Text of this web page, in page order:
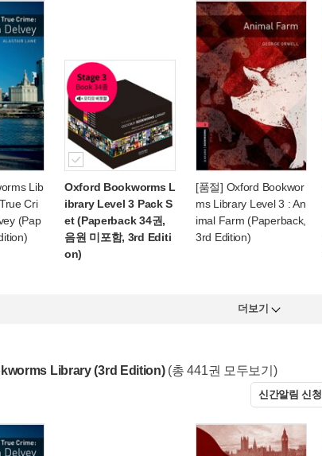
Lib
Cri
(Pap
Oxford Bookworms L
ibrary Level 3 Pack S
et (Paperback 34권,
음원 미포함, 3rd Editi
on)
[품절] Oxford Bookwor
ms Library Level 3 : An
imal Farm (Paperback,
3rd Edition)
더보기
Library (3rd Edition) (총 441권 모두보기)
신간알림 신청